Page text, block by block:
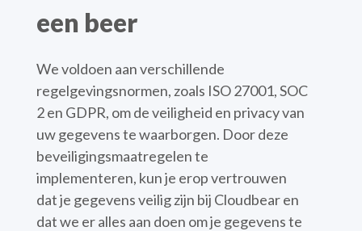
een beer
We voldoen aan verschillende
regelgevingsnormen, zoals ISO 27001, SOC
2 en GDPR, om de veiligheid en privacy van
uw gegevens te waarborgen. Door deze
beveiligingsmaatregelen te
implementeren, kun je erop vertrouwen
dat je gegevens veilig zijn bij Cloudbear en
dat we er alles aan doen om je gegevens te